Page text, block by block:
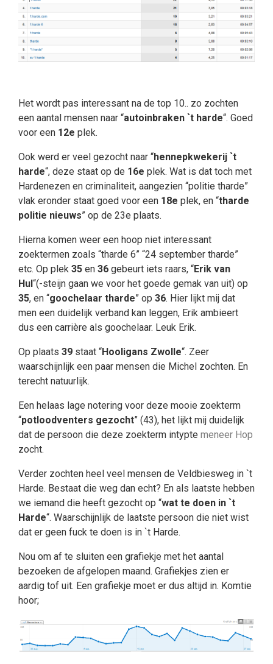
Het wordt pas interessant na de top 10.. zo zochten
een aantal mensen naar “autoinbraken `t harde“. Goed
voor een 12e plek.
Ook werd er veel gezocht naar “hennepkwekerij `t
harde“, deze staat op de 16e plek. Wat is dat toch met
Hardenezen en criminaliteit, aangezien “politie tharde”
vlak eronder staat goed voor een 18e plek, en “tharde
politie nieuws” op de 23e plaats.
Hierna komen weer een hoop niet interessant
zoektermen zoals “tharde 6” “24 september tharde”
etc. Op plek 35 en 36 gebeurt iets raars, “Erik van
Hul “(-steijn gaan we voor het goede gemak van uit) op
35, en “goochelaar tharde” op 36. Hier lijkt mij dat
men een duidelijk verband kan leggen, Erik ambieert
dus een carrière als goochelaar. Leuk Erik.
Op plaats 39 staat “Hooligans Zwolle“. Zeer
waarschijnlijk een paar mensen die Michel zochten. En
terecht natuurlijk.
Een helaas lage notering voor deze mooie zoekterm
“potloodventers gezocht” (43), het lijkt mij duidelijk
dat de persoon die deze zoekterm intypte meneer Hop
zocht.
Verder zochten heel veel mensen de Veldbiesweg in `t
Harde. Bestaat die weg dan echt? En als laatste hebben
we iemand die heeft gezocht op “wat te doen in `t
Harde“. Waarschijnlijk de laatste persoon die niet wist
dat er geen fuck te doen is in `t Harde.
Nou om af te sluiten een grafiekje met het aantal
bezoeken de afgelopen maand. Grafiekjes zien er
aardig tof uit. Een grafiekje moet er dus altijd in. Komtie
hoor;